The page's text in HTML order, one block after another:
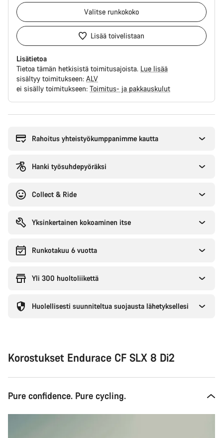
Valitse runkokoko
Lisää toivelistaan
Lisätietoa
Tietoa tämän hetkisistä toimitusajoista. Lue lisää
sisältyy toimitukseen: ALV
ei sisälly toimitukseen: Toimitus- ja pakkauskulut
Rahoitus yhteistyökumppanimme kautta
Hanki työsuhdepyöräksi
Collect & Ride
Yksinkertainen kokoaminen itse
Runkotakuu 6 vuotta
Yli 300 huoltoliikettä
Huolellisesti suunniteltua suojausta lähetyksellesi
Korostukset Endurace CF SLX 8 Di2
Pure confidence. Pure cycling.